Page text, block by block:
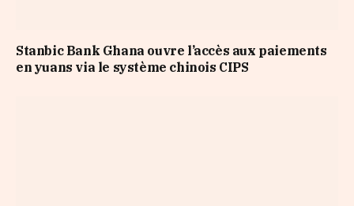
Stanbic Bank Ghana ouvre l’accès aux paiements
en yuans via le système chinois CIPS